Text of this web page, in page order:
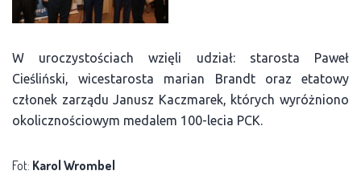
W uroczystościach wzięli udział: starosta Paweł
Cieśliński, wicestarosta marian Brandt oraz etatowy
członek zarządu Janusz Kaczmarek, których wyróżniono
okolicznościowym medalem 100-lecia PCK.
Fot: Karol Wrombel